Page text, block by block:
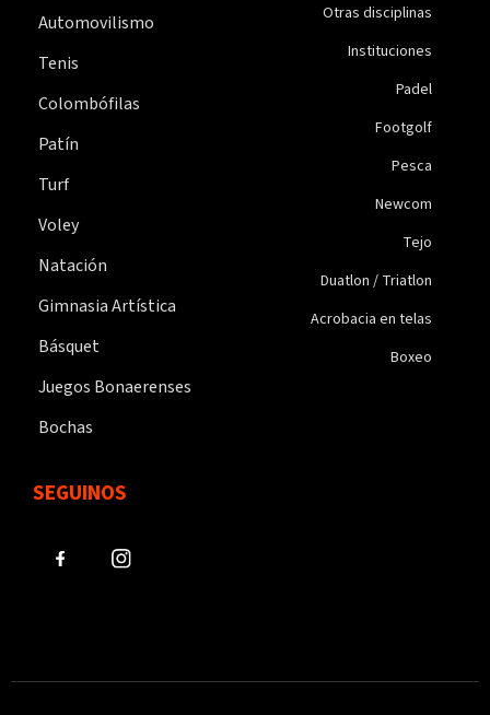
Automovilismo
Tenis
Colombófilas
Patín
Turf
Voley
Natación
Gimnasia Artística
Básquet
Juegos Bonaerenses
Bochas
Otras disciplinas
Instituciones
Padel
Footgolf
Pesca
Newcom
Tejo
Duatlon / Triatlon
Acrobacia en telas
Boxeo
SEGUINOS